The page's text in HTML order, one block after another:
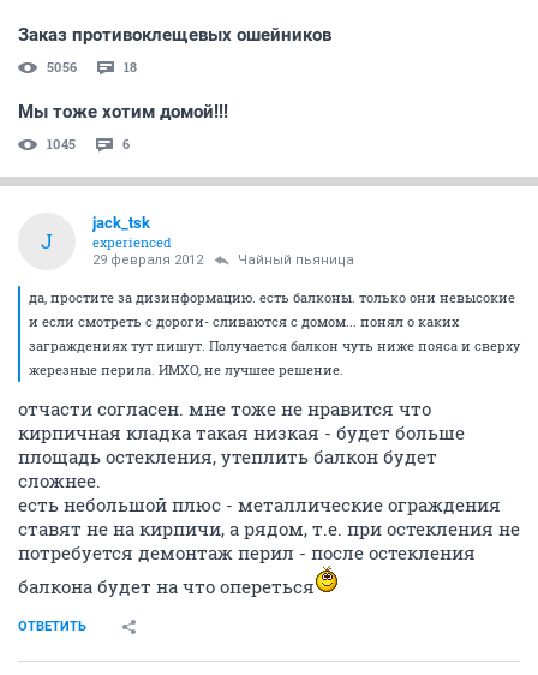
Заказ противоклещевых ошейников
5056 18
Мы тоже хотим домой!!!
1045 6
J
jack_tsk
experienced
29 февраля 2012 Чайный пьяница
да, простите за дизинформацию. есть балконы. только они невысокие
и если смотреть с дороги- сливаются с домом... понял о каких
заграждениях тут пишут. Получается балкон чуть ниже пояса и сверху
жерезные перила. ИМХО, не лучшее решение.
отчасти согласен. мне тоже не нравится что
кирпичная кладка такая низкая - будет больше
площадь остекления, утеплить балкон будет
сложнее.
есть небольшой плюс - металлические ограждения
ставят не на кирпичи, а рядом, т.е. при остекления не
потребуется демонтаж перил - после остекления
балкона будет на что опереться
ОТВЕТИТЬ